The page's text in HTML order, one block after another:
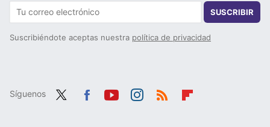
SUSCRIBIR
Suscribiéndote aceptas nuestra política de privacidad
Síguenos